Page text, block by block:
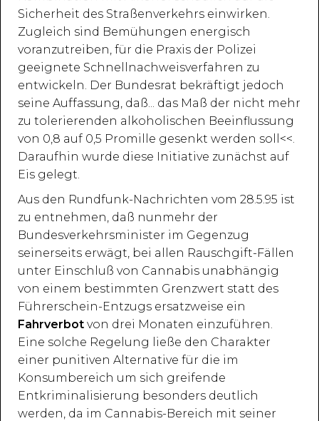
Sicherheit des Straßenverkehrs einwirken.
Zugleich sind Bemühungen energisch
voranzutreiben, für die Praxis der Polizei
geeignete Schnellnachweisverfahren zu
entwickeln. Der Bundesrat bekräftigt jedoch
seine Auffassung, daß... das Maß der nicht mehr
zu tolerierenden alkoholischen Beeinflussung
von 0,8 auf 0,5 Promille gesenkt werden soll<<.
Daraufhin wurde diese Initiative zunächst auf
Eis gelegt.
Aus den Rundfunk-Nachrichten vom 28.5.95 ist
zu entnehmen, daß nunmehr der
Bundesverkehrsminister im Gegenzug
seinerseits erwägt, bei allen Rauschgift-Fällen
unter Einschluß von Cannabis unabhängig
von einem bestimmten Grenzwert statt des
Führerschein-Entzugs ersatzweise ein
Fahrverbot von drei Monaten einzuführen.
Eine solche Regelung ließe den Charakter
einer punitiven Alternative für die im
Konsumbereich um sich greifende
Entkriminalisierung besonders deutlich
werden, da im Cannabis-Bereich mit seiner